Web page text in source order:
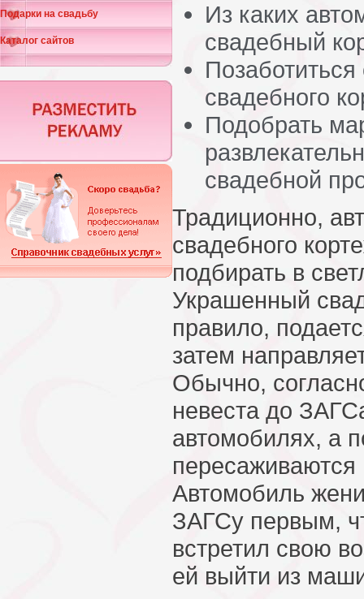
Подарки на свадьбу
Каталог сайтов
Из каких
свадебный
свадебного
Подобрать
свадебной
Традиционно,
свадебного
подбирать в
Украшенный
правило,
затем
Обычно,
невеста до
автомобилях, а
Автомобиль
ЗАГСу первым,
встретил свою
ей выйти из